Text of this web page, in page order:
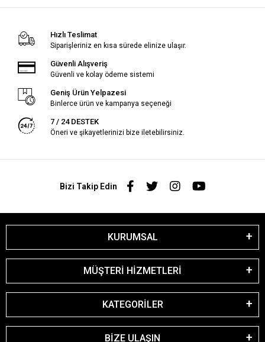
Hızlı Teslimat
Siparişleriniz en kısa sürede elinize ulaşır.
Güvenli Alışveriş
Güvenli ve kolay ödeme sistemi
Geniş Ürün Yelpazesi
Binlerce ürün ve kampanya seçeneği
7 / 24 DESTEK
Öneri ve şikayetlerinizi bize iletebilirsiniz.
Bizi Takip Edin
KURUMSAL
MÜŞTERİ HİZMETLERİ
KATEGORİLER
BİZE ULAŞIN